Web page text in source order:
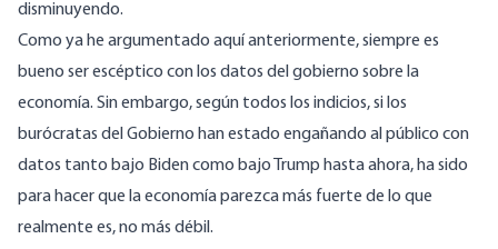
disminuyendo.
Como ya he argumentado aquí anteriormente, siempre es
bueno ser escéptico con los datos del gobierno sobre la
economía. Sin embargo, según todos los indicios, si los
burócratas del Gobierno han estado engañando al público con
datos tanto bajo Biden como bajo Trump hasta ahora, ha sido
para hacerque la economía parezcamás fuerte de lo que
realmente es, no más débil.